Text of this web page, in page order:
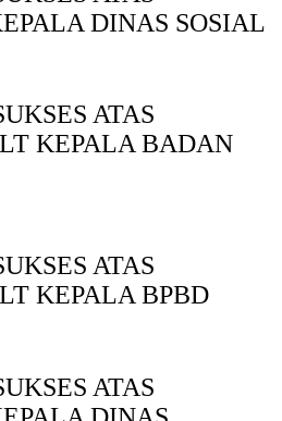
DINAS SOSIAL
ATAS
KEPALA BADAN
ATAS
KEPALA BPBD
ATAS